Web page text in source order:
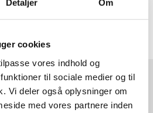
Detaljer Om
cookies
vores indhold og
til sociale medier og til
Vi deler også oplysninger om
med vores partnere inden